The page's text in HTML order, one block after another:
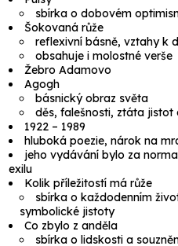
sbírka o dobovém
Šokovaná růže
reflexivní básně, vztahy k
obsahuje i molostné verše
Žebro Adamovo
Agogh
básnický obraz světa
děs, falešnosti, ztáta
1922 – 1989
hluboká poezie, nárok na
jeho vydávání bylo za
exilu
Kolik příležitostí má růže
sbírka o každodenním
symbolické jistoty
Co zbylo z anděla
sbírka o lidskosti a